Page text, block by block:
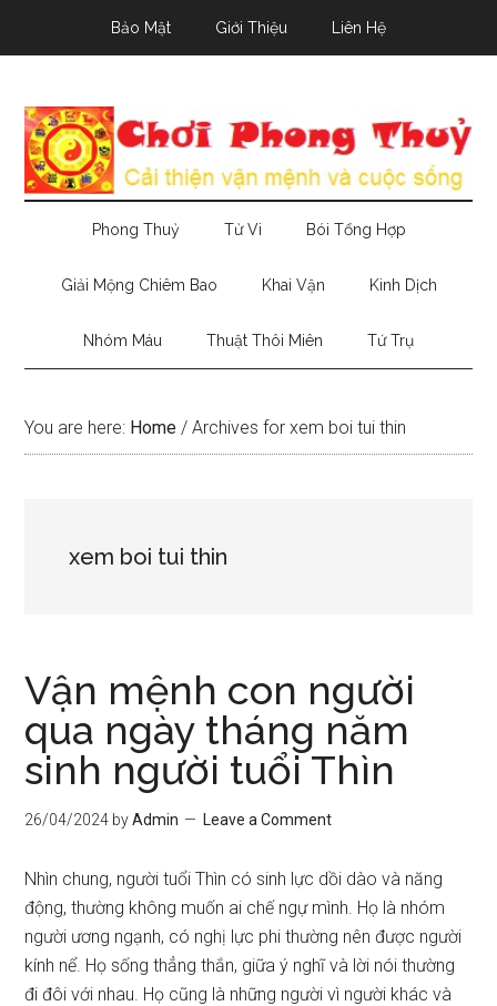
Bảo Mật Giới Thiệu Liên Hệ
Phong Thuỷ Tử Vi Bói Tổng Hợp
Giải Mộng Chiêm Bao Khai Vận Kinh Dịch
Nhóm Máu Thuật Thôi Miên Tứ Trụ
You are here: Home / Archives for xem boi tui thin
xem boi tui thin
Vận mệnh con người
qua ngày tháng năm
sinh người tuổi Thìn
26/04/2024 byAdmin Leave a Comment
Nhìn chung, người tuổi Thìn có sinh lực dồi dào và năng
động, thường không muốn ai chế ngự mình. Họ là nhóm
người ương ngạnh, có nghị lực phi thường nên được người
kính nể. Họ sống thẳng thắn, giữa ý nghĩ và lời nói thường
đi đôi với nhau. Họ cũng là những người vì người khác và